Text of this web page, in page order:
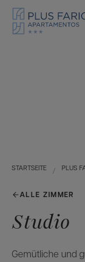
STARTSEITE PLUS
ALLE ZIMMER
Studio
Gemütliche und